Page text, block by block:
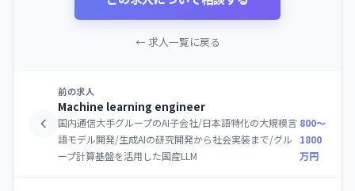
← 求人一覧に戻る
前の求人
Machine learning engineer
国内通信大手グループのAI子会社/日本語特化の大規模言
語モデル開発/生成AIの研究開発から社会実装まで/グル
ープ計算基盤を活用した国産LLM
800〜
1800
万円